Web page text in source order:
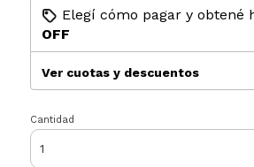
Elegí cómo pagar y obtené
OFF
Ver cuotas y descuentos
Cantidad